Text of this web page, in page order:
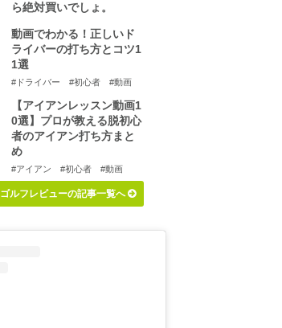
ら絶対買いでしょ。
動画でわかる！正しいド
ライバーの打ち方とコツ1
1選
#ドライバー #初心者 #動画
【アイアンレッスン動画1
0選】プロが教える脱初心
者のアイアン打ち方まと
め
#アイアン #初心者 #動画
ゴルフレビューの記事一覧へ